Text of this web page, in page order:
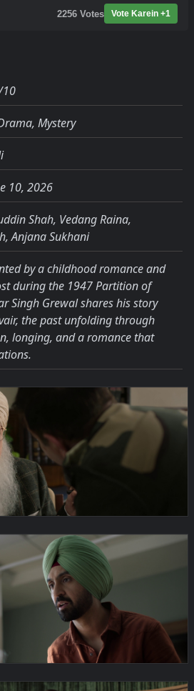
2256 Votes Vote Karein +1
10
Mystery
10, 2026
Shah, Vedang Raina,
Anjana Sukhani
by a childhood romance and
during the 1947 Partition of
Singh Grewal shares his story
the past unfolding through
longing, and a romance that